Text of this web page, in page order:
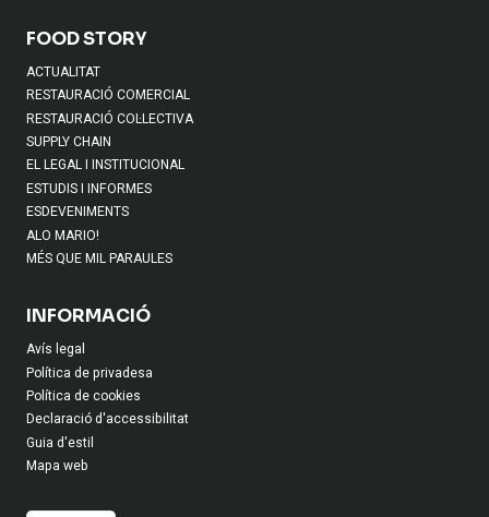
FOOD STORY
ACTUALITAT
RESTAURACIÓ COMERCIAL
RESTAURACIÓ COL·LECTIVA
SUPPLY CHAIN
EL LEGAL I INSTITUCIONAL
ESTUDIS I INFORMES
ESDEVENIMENTS
ALO MARIO!
MÉS QUE MIL PARAULES
INFORMACIÓ
Avís legal
Política de privadesa
Política de cookies
Declaració d'accessibilitat
Guia d'estil
Mapa web